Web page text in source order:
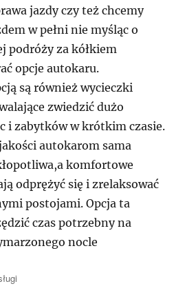
jazdy czy też chcemy
w pełni nie myśląc o
podróży za kółkiem
opcje autokaru.
są również wycieczki
zwiedzić dużo
i zabytków w krótkim czasie.
autokarom sama
komfortowe
odprężyć się i zrelaksować
postojami. Opcja ta
czas potrzebny na
nocle